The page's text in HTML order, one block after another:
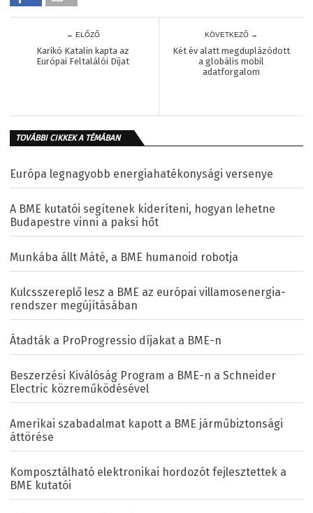
← ELŐZŐ
Karikó Katalin kapta az
Európai Feltalálói Díjat
KÖVETKEZŐ →
Két év alatt megduplázódott
a globális mobil
adatforgalom
TOVÁBBI CIKKEK A TÉMÁBAN
Európa legnagyobb energiahatékonysági versenye
A BME kutatói segítenek kideríteni, hogyan lehetne
Budapestre vinni a paksi hőt
Munkába állt Máté, a BME humanoid robotja
Kulcsszereplő lesz a BME az európai villamosenergia-
rendszer megújításában
Átadták a ProProgressio díjakat a BME-n
Beszerzési Kiválóság Program a BME-n a Schneider
Electric közreműködésével
Amerikai szabadalmat kapott a BME járműbiztonsági
áttörése
Komposztálható elektronikai hordozót fejlesztettek a
BME kutatói